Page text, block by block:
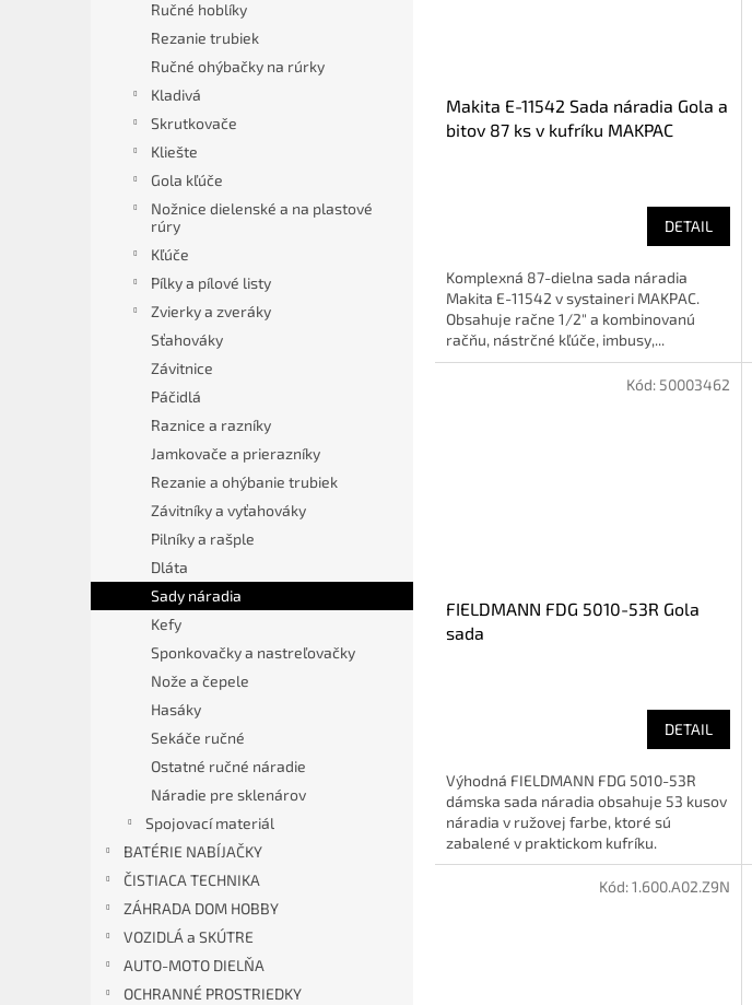
Ručné hoblíky
Rezanie trubiek
Ručné ohýbačky na rúrky
Kladivá
Skrutkovače
Kliešte
Gola kľúče
Nožnice dielenské a na plastové
rúry
Kľúče
Pílky a pílové listy
Zvierky a zveráky
Sťahováky
Závitnice
Páčidlá
Raznice a razníky
Jamkovače a prierazníky
Rezanie a ohýbanie trubiek
Závitníky a vyťahováky
Pilníky a rašple
Dláta
Sady náradia
Kefy
Sponkovačky a nastreľovačky
Nože a čepele
Hasáky
Sekáče ručné
Ostatné ručné náradie
Náradie pre sklenárov
Spojovací materiál
BATÉRIE NABÍJAČKY
ČISTIACA TECHNIKA
ZÁHRADA DOM HOBBY
VOZIDLÁ a SKÚTRE
AUTO-MOTO DIELŇA
OCHRANNÉ PROSTRIEDKY
Makita E-11542 Sada náradia Gola a
bitov 87 ks v kufríku MAKPAC
DETAIL
Komplexná 87-dielna sada náradia
Makita E-11542 v systaineri MAKPAC.
Obsahuje račne 1/2" a kombinovanú
račňu, nástrčné kľúče, imbusy,...
FIELDMANN FDG 5010-53R Gola
sada
DETAIL
Výhodná FIELDMANN FDG 5010-53R
dámska sada náradia obsahuje 53 kusov
náradia v ružovej farbe, ktoré sú
zabalené v praktickom kufríku.
Kód: 50003462
Kód:1.600.A02.Z9N